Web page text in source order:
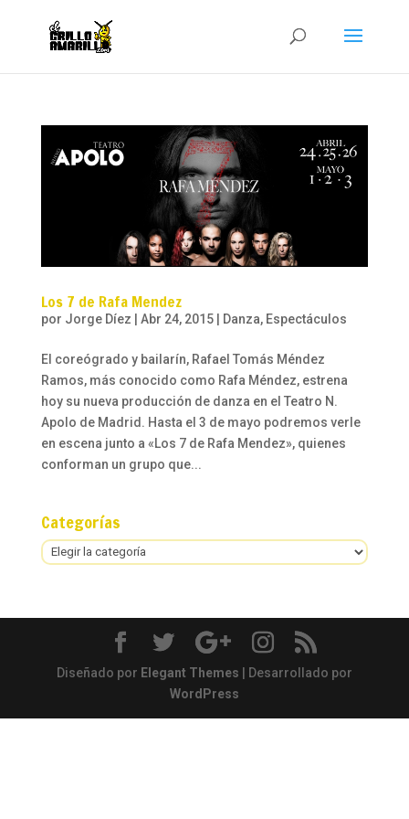
Los 7 de Rafa Mendez
por Jorge Díez | Abr 24, 2015| Danza, Espectáculos
El coreógrado y bailarín, Rafael Tomás Méndez
Ramos, más conocido como Rafa Méndez, estrena
hoy su nueva producción de danza en el Teatro N.
Apolo de Madrid. Hasta el 3 de mayo podremos verle
en escena junto a «Los 7 de Rafa Mendez», quienes
conforman un grupo que...
Categorías
Categorías
Diseñado por Elegant Themes | Desarrollado por
WordPress